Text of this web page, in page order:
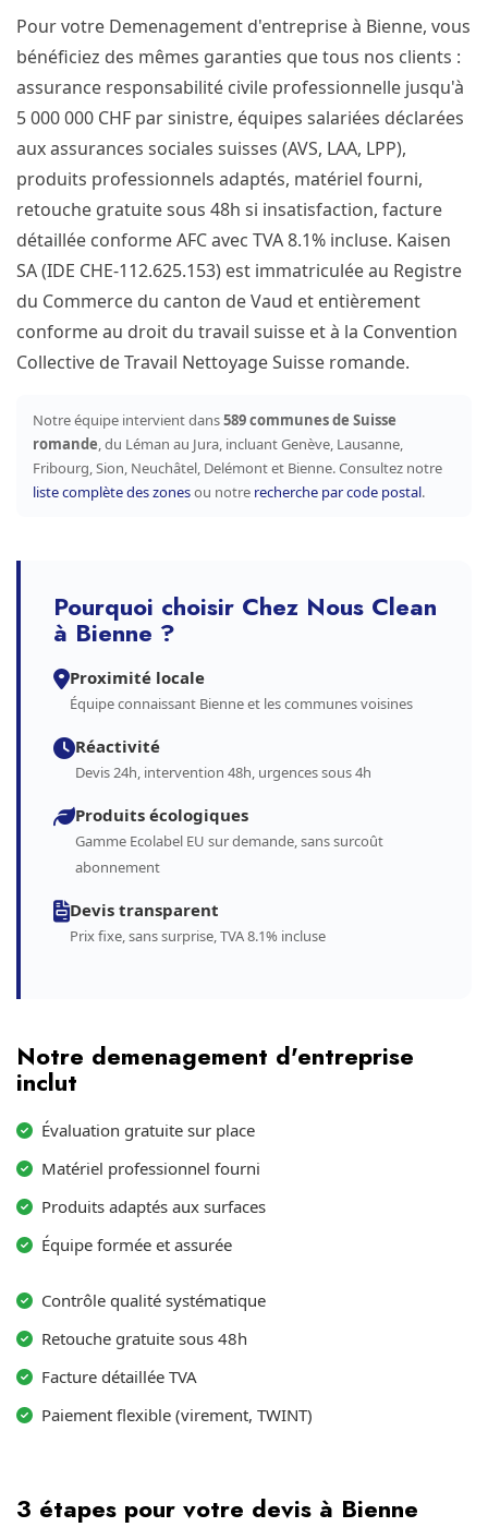
Pour votre Demenagement d'entreprise à Bienne, vous
bénéficiez des mêmes garanties que tous nos clients :
assurance responsabilité civile professionnelle jusqu'à
5 000 000 CHF par sinistre, équipes salariées déclarées
aux assurances sociales suisses (AVS, LAA, LPP),
produits professionnels adaptés, matériel fourni,
retouche gratuite sous 48h si insatisfaction, facture
détaillée conforme AFC avec TVA 8.1% incluse. Kaisen
SA (IDE CHE-112.625.153) est immatriculée au Registre
du Commerce du canton de Vaud et entièrement
conforme au droit du travail suisse et à la Convention
Collective de Travail Nettoyage Suisse romande.
Notre équipe intervient dans589 communes de Suisse
romande, du Léman au Jura, incluant Genève, Lausanne,
Fribourg, Sion, Neuchâtel, Delémont et Bienne. Consultez notre
liste complète des zonesou notre recherche par code postal.
Pourquoi choisir Chez Nous Clean
à Bienne ?
Proximité locale
Équipe connaissant Bienne et les communes voisines
Réactivité
Devis 24h, intervention 48h, urgences sous 4h
Produits écologiques
Gamme Ecolabel EU sur demande, sans surcoût
abonnement
Devis transparent
Prix fixe, sans surprise, TVA 8.1% incluse
Notre demenagement d'entreprise
inclut
Évaluation gratuite sur place
Matériel professionnel fourni
Produits adaptés aux surfaces
Équipe formée et assurée
Contrôle qualité systématique
Retouche gratuite sous 48h
Facture détaillée TVA
Paiement flexible (virement, TWINT)
3 étapes pour votre devis à Bienne